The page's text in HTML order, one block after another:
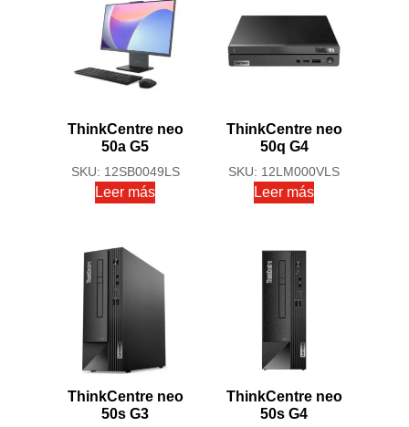
ThinkCentre neo
50a G5
SKU: 12SB0049LS
Leer más
ThinkCentre neo
50q G4
SKU: 12LM000VLS
Leer más
ThinkCentre neo
50s G3
ThinkCentre neo
50s G4